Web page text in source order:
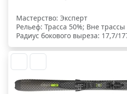
Мастерство: Эксперт
Рельеф: Трасса 50%; Вне трассы
Радиус бокового выреза: 17,7/